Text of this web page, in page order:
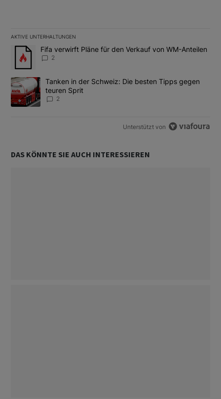
AKTIVE UNTERHALTUNGEN
Das Folgende ist eine Liste der am meisten kommentierten
Ein Trendartikel mit dem Titel "Fifa verwirft Pläne für den
Fifa verwirft Pläne für den Verkauf von WM-Anteilen
2
Ein Trendartikel mit dem Titel "Tanken in der Schweiz: Die
Tanken in der Schweiz: Die besten Tipps gegen
teuren Sprit
2
Unterstützt von
DAS KÖNNTE SIE AUCH INTERESSIEREN